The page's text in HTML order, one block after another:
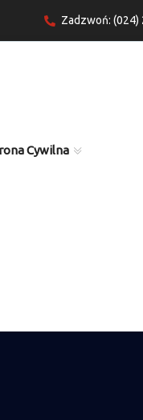
Zadzwoń: (024)
Cywilna